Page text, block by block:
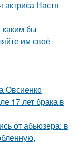
актриса Настя
каким бы
им своё
Овсиенко
17 лет брака в
от абьюзера: в